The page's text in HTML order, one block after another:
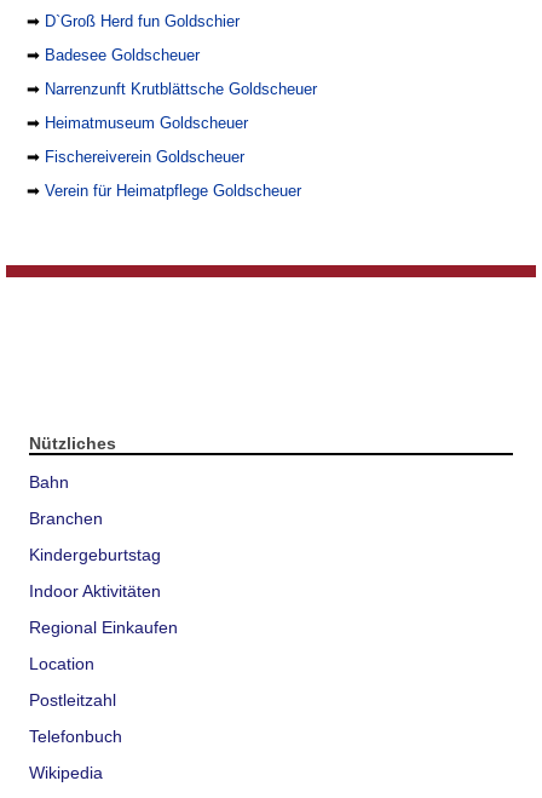
➡ D`Groß Herd fun Goldschier
➡ Badesee Goldscheuer
➡ Narrenzunft Krutblättsche Goldscheuer
➡ Heimatmuseum Goldscheuer
➡ Fischereiverein Goldscheuer
➡Verein für Heimatpflege Goldscheuer
Nützliches
Bahn
Branchen
Kindergeburtstag
Indoor Aktivitäten
Regional Einkaufen
Location
Postleitzahl
Telefonbuch
Wikipedia